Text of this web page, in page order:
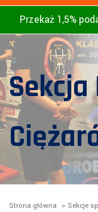
Przekaż 1,5%
Strona główna > Sekcje